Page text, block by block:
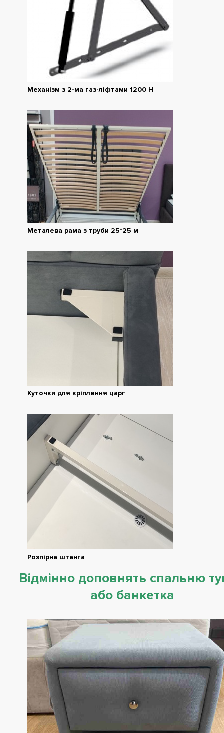
Механізм з 2-ма газ-ліфтами 1200 Н
Металева рама з труби 25*25 м
Куточки для кріплення царг
Розпірна штанга
Відмінно доповнять спальню
або банкетка